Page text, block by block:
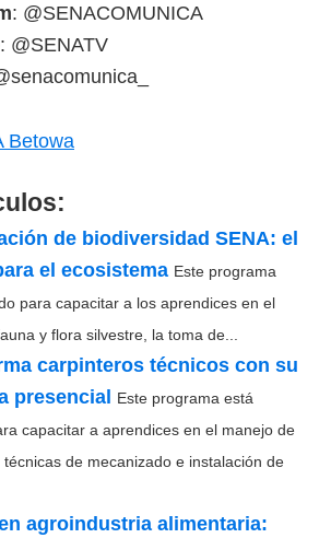
: @SENACOMUNICA
: @SENATV
Betowa
de biodiversidad SENA: el
el ecosistema Este programa
para capacitar a los aprendices en el
y flora silvestre, la toma de...
carpinteros técnicos con su
presencial Este programa está
capacitar a aprendices en el manejo de
técnicas de mecanizado e instalación de
agroindustria alimentaria: